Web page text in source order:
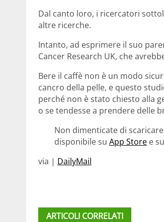
Dal canto loro, i ricercatori
altre ricerche.
Intanto, ad esprimere il suo
Cancer Research UK, che
Bere il caffè non è un modo
cancro della pelle, e questo
perché non è stato chiesto alla
o se tendesse a prendere delle
Non dimenticate di
disponibile su App Store e su
via | DailyMail
ARTICOLI CORRELATI